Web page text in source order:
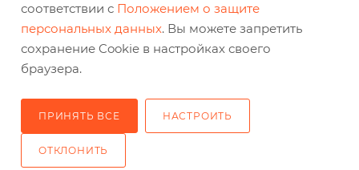
соответствии с Положением о защите
персональных данных. Вы можете запретить
сохранение Cookie в настройках своего
браузера.
ПРИНЯТЬ ВСЕ НАСТРОИТЬ
ОТКЛОНИТЬ